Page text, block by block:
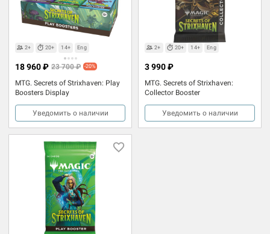
2+ 20+ 14+ Eng
MTG. Secrets of Strixhaven: Play
Boosters Display
18 960 ₽ 23 700 ₽ -20%
Уведомить о наличии
2+ 20+ 14+ Eng
MTG. Secrets of Strixhaven:
Collector Booster
3 990 ₽
Уведомить о наличии